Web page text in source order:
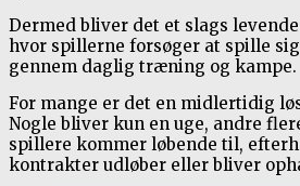
Dermed bliver det et slags
hvor spillerne forsøger at spille
gennem daglig træning og kampe.
For mange er det en midlertidig
Nogle bliver kun en uge, andre
spillere kommer løbende til,
kontrakter udløber eller bliver